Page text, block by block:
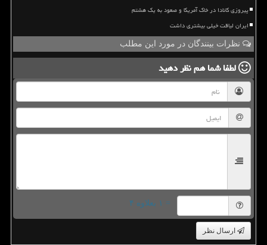
پیروزی کانادا در خاک آمریکا و صعود به یک هشتم
ایران لیاقت خیلی بیشتری داشت
نظرات بینندگان در مورد این مطلب
لطفا شما همنظر دهید
= ۱ بعلاوه ۴
ارسال نظر